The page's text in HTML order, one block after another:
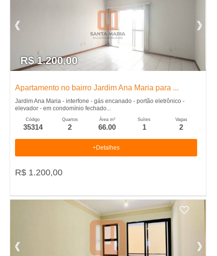
R$ 1.200,00
Apartamento no bairro Jardim Ana Maria para ...
Jardim Ana Maria - interfone - gás encanado - portão eletrônico -
elevador - em condomínio fechado...
Código
35314
Quartos
2
Área m²
66.00
Suítes
1
Vagas
2
+Detalhes
R$ 1.200,00